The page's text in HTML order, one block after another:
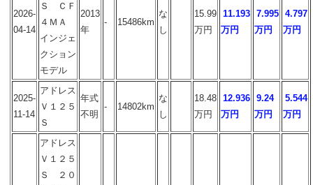
2026-
04-14
Ｓ ＣＦ
４ＭＡ
インジェ
クション
モデル
2013
年
- 15486km
な
し
15.99
万円
11.193
万円
7.995
万円
4.797
万円
2025-
11-14
アドレス
Ｖ１２５
Ｓ
年式
不明
- 14802km
な
し
18.48
万円
12.936
万円
9.24
万円
5.544
万円
アドレス
Ｖ１２５
Ｓ ２０